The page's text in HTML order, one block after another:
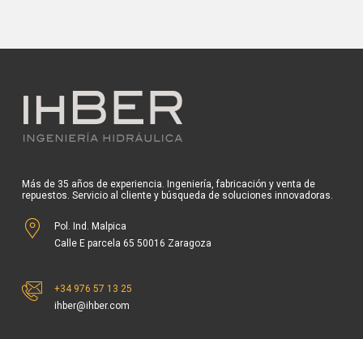
Más de 35 años de experiencia. Ingeniería, fabricación y venta de
repuestos. Servicio al cliente y búsqueda de soluciones innovadoras.
Pol. Ind. Malpica
Calle E parcela 65 50016 Zaragoza
+34 976 57 13 25
ihber@ihber.com